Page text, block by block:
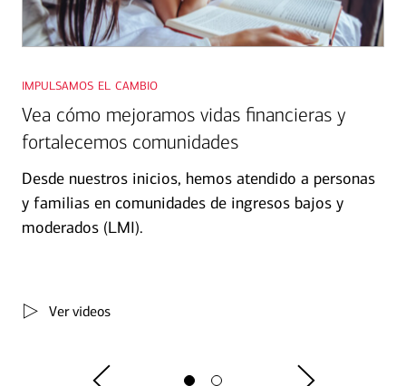
impulsamos el cambio
Vea cómo mejoramos vidas financieras y
fortalecemos comunidades
Desde nuestros inicios, hemos atendido a personas
y familias en comunidades de ingresos bajos y
moderados (LMI).
Ver videos